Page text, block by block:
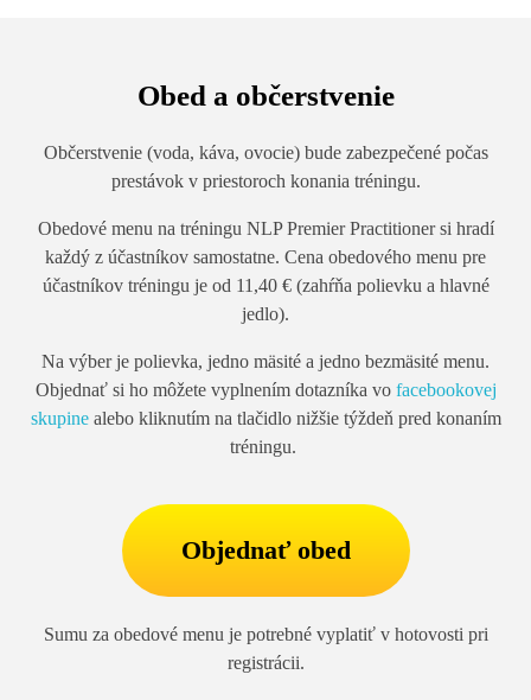
Obed a občerstvenie
Občerstvenie (voda, káva, ovocie) bude zabezpečené počas
prestávok v priestoroch konania tréningu.
Obedové menu na tréningu NLP Premier Practitioner si hradí
každý z účastníkov samostatne. Cena obedového menu pre
účastníkov tréningu je od 11,40 € (zahŕňa polievku a hlavné
jedlo).
Na výber je polievka, jedno mäsité a jedno bezmäsité menu.
Objednať si ho môžete vyplnením dotazníka vo facebookovej
skupinealebo kliknutím na tlačidlo nižšie týždeň pred konaním
tréningu.
Objednať obed
Sumu za obedové menu je potrebné vyplatiť v hotovosti pri
registrácii.